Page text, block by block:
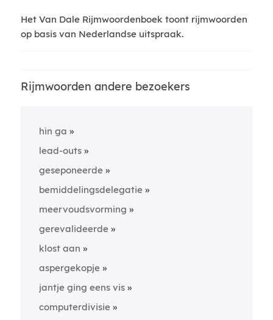
Het Van Dale Rijmwoordenboek toont rijmwoorden
op basis van Nederlandse uitspraak.
Rijmwoorden andere bezoekers
hin ga
lead-outs
geseponeerde
bemiddelingsdelegatie
meervoudsvorming
gerevalideerde
klost aan
aspergekopje
jantje ging eens vis
computerdivisie